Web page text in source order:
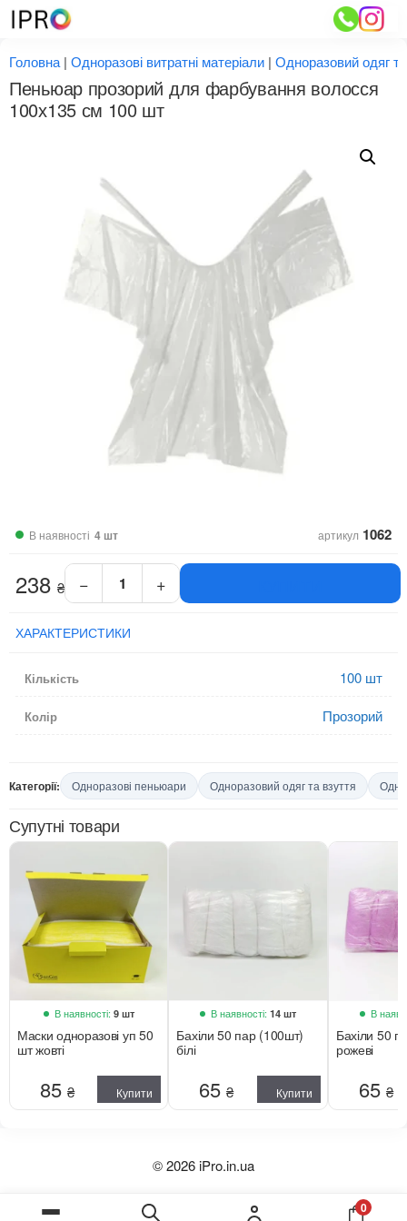
Перейти
до
Головна | Одноразові витратні матеріали | Одноразовий одяг
Пеньюар прозорий для фарбування волосся
100х135 см 100 шт
В наявності 4 шт артикул 1062
238 ₴ −
Пеньюар
для
+
ХАРАКТЕРИСТИКИ
Кількість 100 шт
Колір Прозорий
Категорії: Одноразові пеньюари Одноразовий одяг та взуття
Супутні товари
В наявності: 9 шт
Маски одноразові уп 50
шт жовті
85 ₴ Купити
В наявності: 14 шт
Бахіли 50 пар (100шт)
білі
65₴ Купити
В
Бахіли 50
рожеві
65 ₴
0
© 2026 iPro.in.ua